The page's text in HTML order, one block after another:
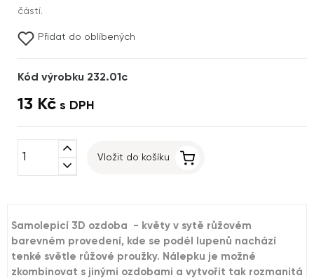
částí.
Přidat do oblíbených
Kód výrobku 232.01c
13 Kč s DPH
expand_less
expand_more
Vložit do košíku
Samolepicí 3D ozdoba - květy v sytě růžovém
barevném provedení, kde se podél lupenů nachází
tenké světle růžové proužky. Nálepku je možné
zkombinovat s jinými ozdobami a vytvořit tak rozmanitá